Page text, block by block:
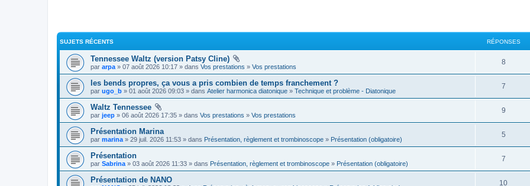
SUJETS RÉCENTS RÉPONSES
Tennessee Waltz (version Patsy Cline)
par arpa » 07 août 2026 10:17 » dans Vos prestations » Vos prestations
8
les bends propres, ça vous a pris combien de temps franchement ?
par ugo_b » 01 août 2026 09:03 » dans Atelier harmonica diatonique » Technique et problème - Diatonique
7
Waltz Tennessee
par jeep » 06 août 2026 17:35 » dans Vos prestations » Vos prestations
9
Présentation Marina
par marina » 29 juil. 2026 11:53 » dans Présentation, règlement et trombinoscope » Présentation (obligatoire)
5
Présentation
par Sabrina » 03 août 2026 11:33 » dans Présentation, règlement et trombinoscope » Présentation (obligatoire)
7
Présentation de NANO 10